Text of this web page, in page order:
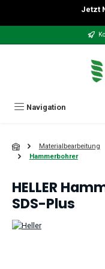
Zum Hauptinhalt springen
Jetzt
Navigation
Materialbearbeitung
Hammerbohrer
HELLER
SDS-Plus